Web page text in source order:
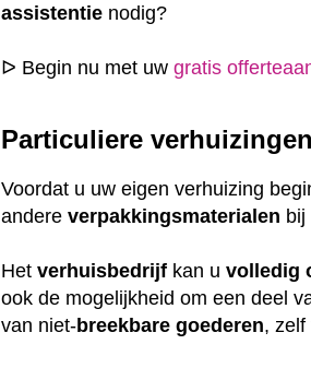
assistentie nodig?
ᐅ Begin nu met uwgratis
Particuliere verhuizingen
Voordat u uw eigen verhuizing
andereverpakkingsmaterialen
Hetverhuisbedrijf kan uvolledig
ook de mogelijkheid om een deel
van niet-breekbare goederen, zelf